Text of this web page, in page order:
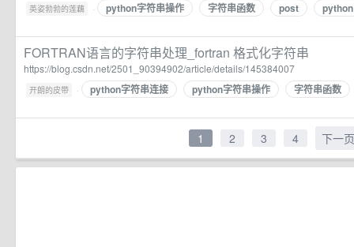
英姿勃勃的莲藕 · python字符串操作 字符串函数 post python
FORTRAN语言的字符串处理_fortran 格式化字符串
https://blog.csdn.net/2501_90394902/article/details/145384007
开朗的皮带 · python字符串连接 python字符串操作 字符串函数
1 2 3 4 下一页